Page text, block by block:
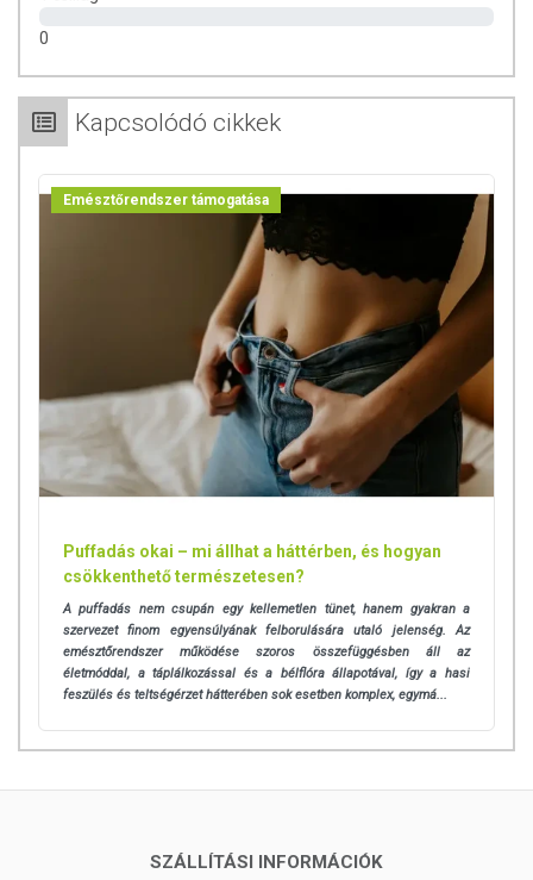
0
Kapcsolódó cikkek
Emésztőrendszer támogatása
Puffadás okai – mi állhat a háttérben, és hogyan
csökkenthető természetesen?
A puffadás nem csupán egy kellemetlen tünet, hanem gyakran a
szervezet finom egyensúlyának felborulására utaló jelenség. Az
emésztőrendszer működése szoros összefüggésben áll az
életmóddal, a táplálkozással és a bélflóra állapotával, így a hasi
feszülés és teltségérzet hátterében sok esetben komplex, egymá...
SZÁLLÍTÁSI INFORMÁCIÓK